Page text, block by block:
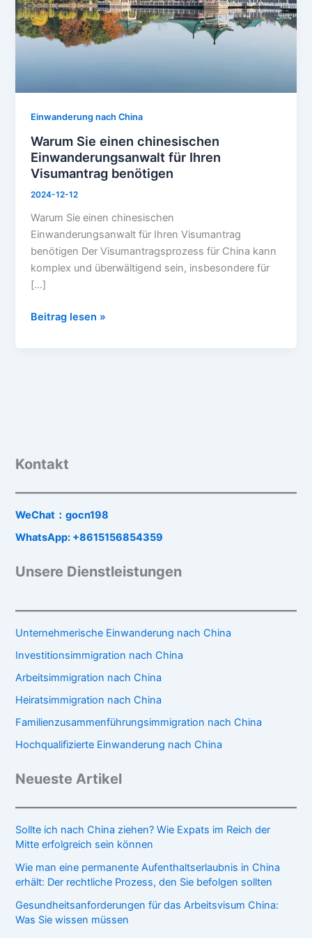
Einwanderung nach China
Warum Sie einen chinesischen
Einwanderungsanwalt für Ihren
Visumantrag benötigen
2024-12-12
Warum Sie einen chinesischen
Einwanderungsanwalt für Ihren Visumantrag
benötigen Der Visumantragsprozess für China kann
komplex und überwältigend sein, insbesondere für
[…]
Einwanderungsanwalt
für
Ihren
Beitrag lesen »
Kontakt
WeChat：gocn198
WhatsApp: +8615156854359
Unsere Dienstleistungen
Unternehmerische Einwanderung nach China
Investitionsimmigration nach China
Arbeitsimmigration nach China
Heiratsimmigration nach China
Familienzusammenführungsimmigration nach China
Hochqualifizierte Einwanderung nach China
Neueste Artikel
Sollte ich nach China ziehen? Wie Expats im Reich der
Mitte erfolgreich sein können
Wie man eine permanente Aufenthaltserlaubnis in China
erhält: Der rechtliche Prozess, den Sie befolgen sollten
Gesundheitsanforderungen für das Arbeitsvisum China:
Was Sie wissen müssen